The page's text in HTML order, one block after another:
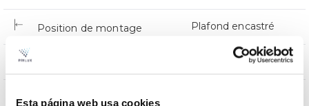
Esta página web usa cookies
Position de montage Plafond encastré
Éclairage